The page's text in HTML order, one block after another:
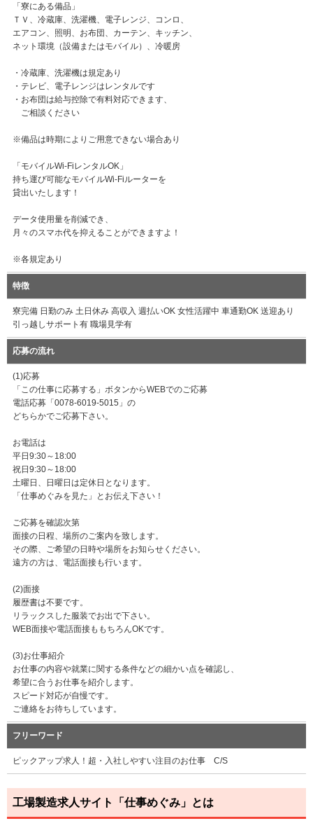
「寮にある備品」
ＴＶ、冷蔵庫、洗濯機、電子レンジ、コンロ、
エアコン、照明、お布団、カーテン、キッチン、
ネット環境（設備またはモバイル）、冷暖房
・冷蔵庫、洗濯機は規定あり
・テレビ、電子レンジはレンタルです
・お布団は給与控除で有料対応できます、
ご相談ください
※備品は時期によりご用意できない場合あり
「モバイルWi-FiレンタルOK」
持ち運び可能なモバイルWi-Fiルーターを
貸出いたします！
データ使用量を削減でき、
月々のスマホ代を抑えることができますよ！
※各規定あり
特徴
寮完備 日勤のみ 土日休み 高収入 週払いOK 女性活躍中 車通勤OK 送迎あり
引っ越しサポート有 職場見学有
応募の流れ
(1)応募
「この仕事に応募する」ボタンからWEBでのご応募
電話応募「0078-6019-5015」の
どちらかでご応募下さい。
お電話は
平日9:30～18:00
祝日9:30～18:00
土曜日、日曜日は定休日となります。
「仕事めぐみを見た」とお伝え下さい！
ご応募を確認次第
面接の日程、場所のご案内を致します。
その際、ご希望の日時や場所をお知らせください。
遠方の方は、電話面接も行います。
(2)面接
履歴書は不要です。
リラックスした服装でお出で下さい。
WEB面接や電話面接ももちろんOKです。
(3)お仕事紹介
お仕事の内容や就業に関する条件などの細かい点を確認し、
希望に合うお仕事を紹介します。
スピード対応が自慢です。
ご連絡をお待ちしています。
フリーワード
ピックアップ求人！超・入社しやすい注目のお仕事 C/S
工場製造求人サイト「仕事めぐみ」とは